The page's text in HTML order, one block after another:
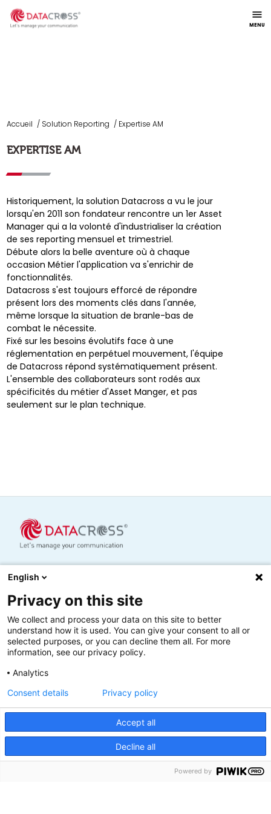
menu
MENU
Accueil Solution Reporting Expertise AM
EXPERTISE AM
Historiquement, la solution Datacross a vu le jour
lorsqu'en 2011 son fondateur rencontre un 1er Asset
Manager qui a la volonté d'industrialiser la création
de ses reporting mensuel et trimestriel.
Débute alors la belle aventure où à chaque
occasion Métier l'application va s'enrichir de
fonctionnalités.
Datacross s'est toujours efforcé de répondre
présent lors des moments clés dans l'année,
même lorsque la situation de branle-bas de
combat le nécessite.
Fixé sur les besoins évolutifs face à une
réglementation en perpétuel mouvement, l'équipe
de Datacross répond systématiquement présent.
L'ensemble des collaborateurs sont rodés aux
spécificités du métier d'Asset Manger, et pas
seulement sur le plan technique.
Nous contacter
01 34 48 75 63
Solution reporting Solution webMonitoring
PDF à la demandeFAQBlog
Demo
Datacross © 2026 Plan du site-Mentions légales
English
Privacy on this site
We collect and process your data on this site to better
understand how it is used. You can give your consent to all or
selected purposes, or you can decline them all. For more
information, see our privacy policy.
Analytics
Accept all
Decline all
Consent details Privacy policy
Powered by